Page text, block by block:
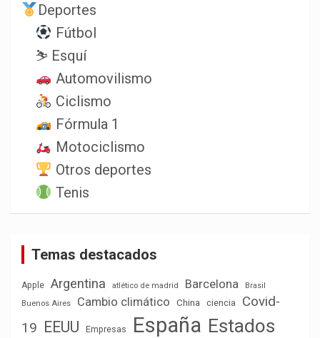
Deportes
Fútbol
⛷️ Esquí
Automovilismo
Ciclismo
Fórmula 1
Motociclismo
Otros deportes
Tenis
Temas destacados
Apple Argentina atlético de madrid Barcelona
Brasil
Buenos Aires
Cambio climático China ciencia
Covid-
19 EEUU Empresas España Estados